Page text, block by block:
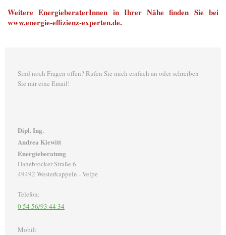
Weitere EnergieberaterInnen in Ihrer Nähe finden Sie bei
www.energie-effizienz-experten.de.
Sind noch Fragen offen? Rufen Sie mich einfach an oder schreiben
Sie mir eine Email!
Dipl. Ing.
Andrea Kiewitt
Energieberatung
Danebrocker Straße 6
49492 Westerkappeln - Velpe
Telefon:
0 54 56/93 44 34
Mobil: